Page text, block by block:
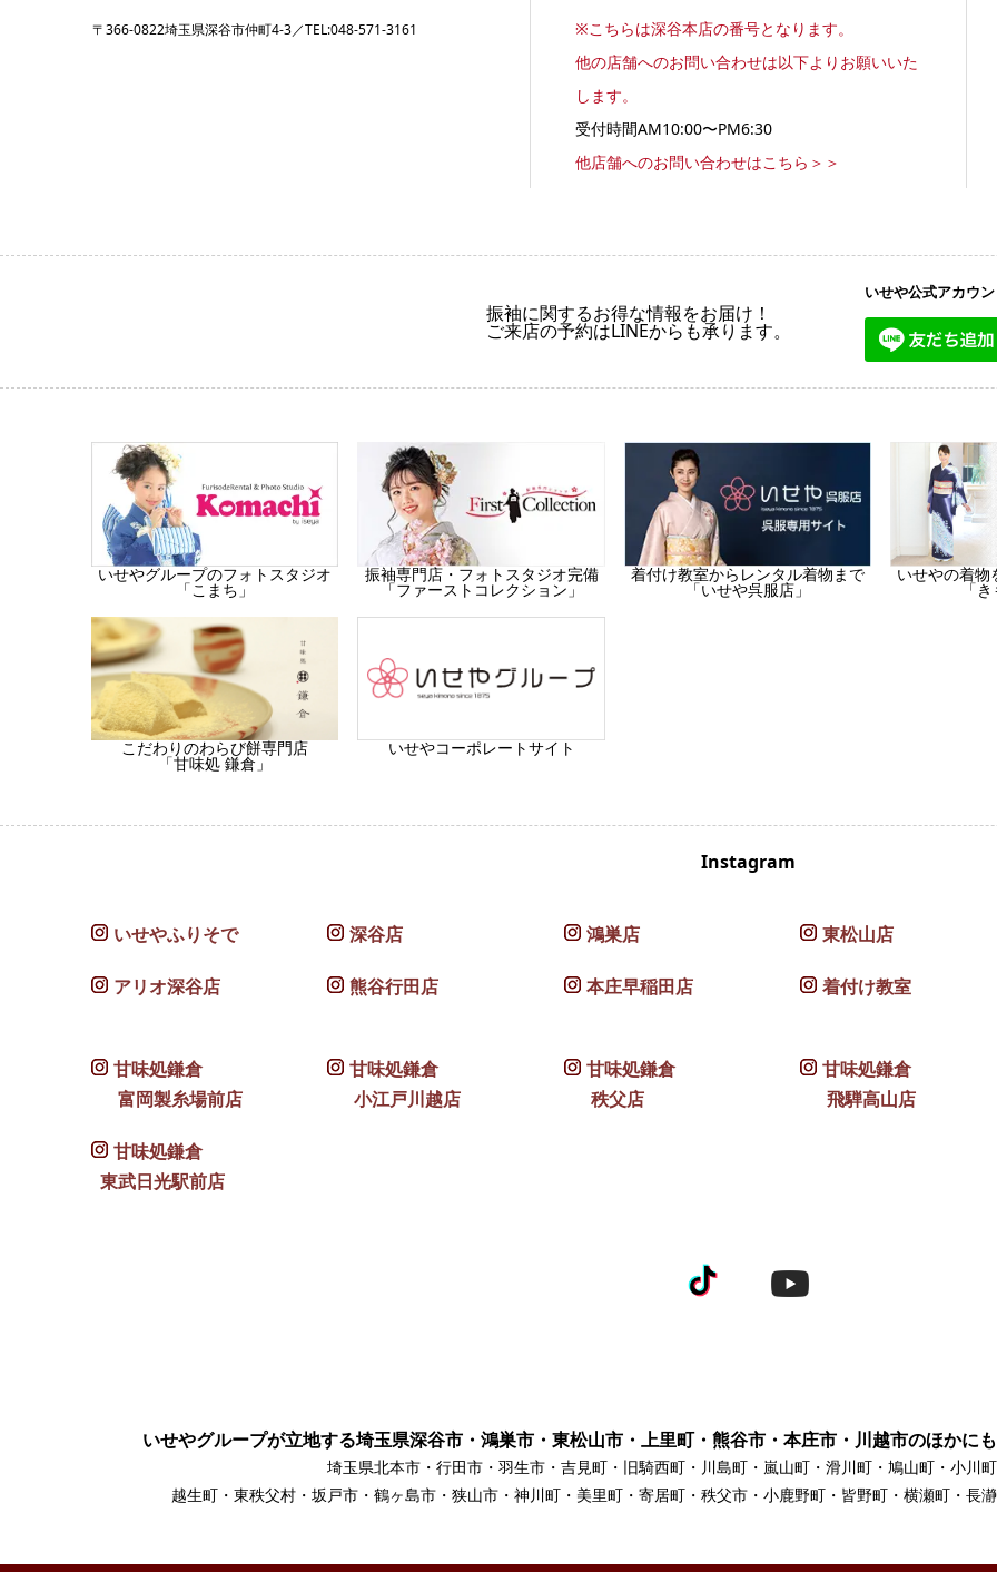
〒366-0822埼玉県深谷市仲町4-3／TEL:048-571-3161
※こちらは深谷本店の番号となります。
他の店舗へのお問い合わせは以下よりお願いいた
します。
受付時間AM10:00〜PM6:30
他店舗へのお問い合わせはこちら＞＞
振袖に関するお得な情報をお届け！
ご来店の予約はLINEからも承ります。
いせや公式アカウ
いせやグループのフォトスタジオ
「こまち」
振袖専門店・フォトスタジオ完備
「ファーストコレクション」
着付け教室からレンタル着物まで
「いせや呉服店」
いせやの着物
「
こだわりのわらび餅専門店
「甘味処 鎌倉」
いせやコーポレートサイト
Instagram
いせやふりそで 深谷店 鴻巣店 東松山店
アリオ深谷店 熊谷行田店 本庄早稲田店 着付け教室
甘味処鎌倉
富岡製糸場前店
甘味処鎌倉
小江戸川越店
甘味処鎌倉
秩父店
甘味処鎌倉
飛騨高山店
甘味処鎌倉
東武日光駅前店
いせやグループが立地する埼玉県深谷市・鴻巣市・東松山市・上里町・熊谷市・本庄市・川越市のほかに
埼玉県北本市・行田市・羽生市・吉見町・旧騎西町・川島町・嵐山町・滑川町・鳩山町・小川
越生町・東秩父村・坂戸市・鶴ヶ島市・狭山市・神川町・美里町・寄居町・秩父市・小鹿野町・皆野町・横瀬町・長